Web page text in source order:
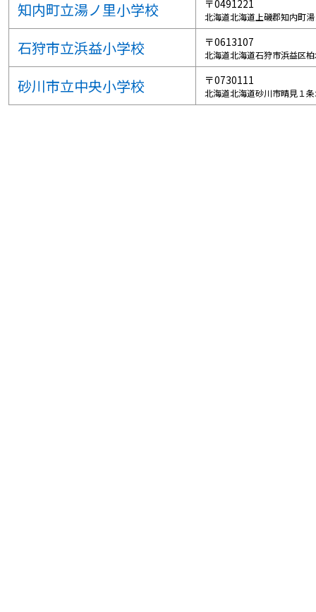
知内町立湯ノ里小学校 〒0491221
北海道北海道上磯郡知内町
石狩市立浜益小学校 〒0613107
北海道北海道石狩市浜益区
砂川市立中央小学校 〒0730111
北海道北海道砂川市晴見１